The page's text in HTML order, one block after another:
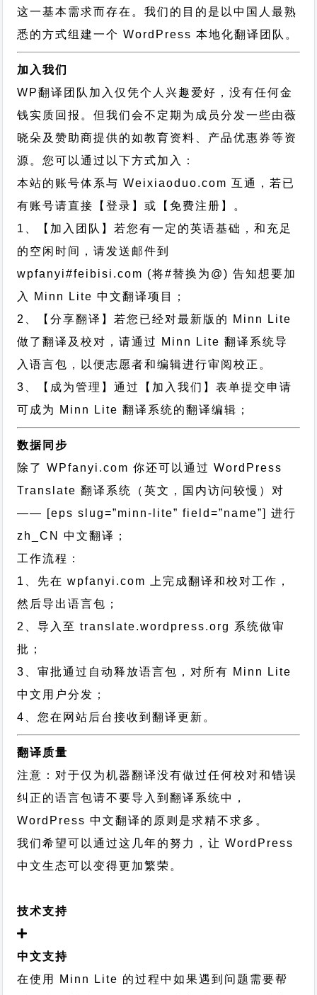
这一基本需求而存在。我们的目的是以中国人最熟
悉的方式组建一个 WordPress 本地化翻译团队。
加入我们
WP翻译团队加入仅凭个人兴趣爱好，没有任何金
钱实质回报。但我们会不定期为成员分发一些由薇
晓朵及赞助商提供的如教育资料、产品优惠券等资
源。您可以通过以下方式加入：
本站的账号体系与Weixiaoduo.com 互通，若已
有账号请直接【登录】或【免费注册】。
1、【加入团队】若您有一定的英语基础，和充足
的空闲时间，请发送邮件到
wpfanyi#feibisi.com (将#替换为@) 告知想要加
入 Minn Lite 中文翻译项目；
2、【分享翻译】若您已经对最新版的 Minn Lite
做了翻译及校对，请通过 Minn Lite 翻译系统导
入语言包，以便志愿者和编辑进行审阅校正。
3、【成为管理】通过【加入我们】表单提交申请
可成为 Minn Lite 翻译系统的翻译编辑；
数据同步
除了 WPfanyi.com 你还可以通过WordPress
Translate 翻译系统（英文，国内访问较慢）对
—— [eps slug=”minn-lite” field=”name”]进行
zh_CN
中文翻译；
工作流程：
1、先在 wpfanyi.com 上完成翻译和校对工作，
然后导出语言包；
2、导入至 translate.wordpress.org 系统做审
批；
3、审批通过自动释放语言包，对所有 Minn Lite
中文用户分发；
4、您在网站后台接收到翻译更新。
翻译质量
注意：对于仅为机器翻译没有做过任何校对和错误
纠正的语言包请不要导入到翻译系统中，
WordPress 中文翻译的原则 是求精不求多。
我们希望可以通过这几年的努力，让 WordPress
中文生态可以变得更加繁荣。
技术支持
中文支持
在使用 Minn Lite 的过程中如果遇到问题需要帮